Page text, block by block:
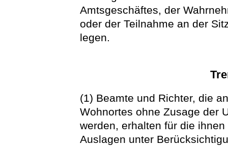
Amtsgeschäftes, der
oder der Teilnahme an der
legen.
(1) Beamte und Richter, die
Wohnortes ohne Zusage der
werden, erhalten für die
Auslagen unter